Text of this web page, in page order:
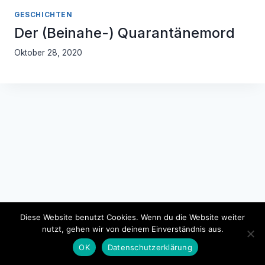
GESCHICHTEN
Der (Beinahe-) Quarantänemord
Oktober 28, 2020
Impressum Datenschutzerklärung
Diese Website benutzt Cookies. Wenn du die Website weiter
nutzt, gehen wir von deinem Einverständnis aus.
OK
Datenschutzerklärung